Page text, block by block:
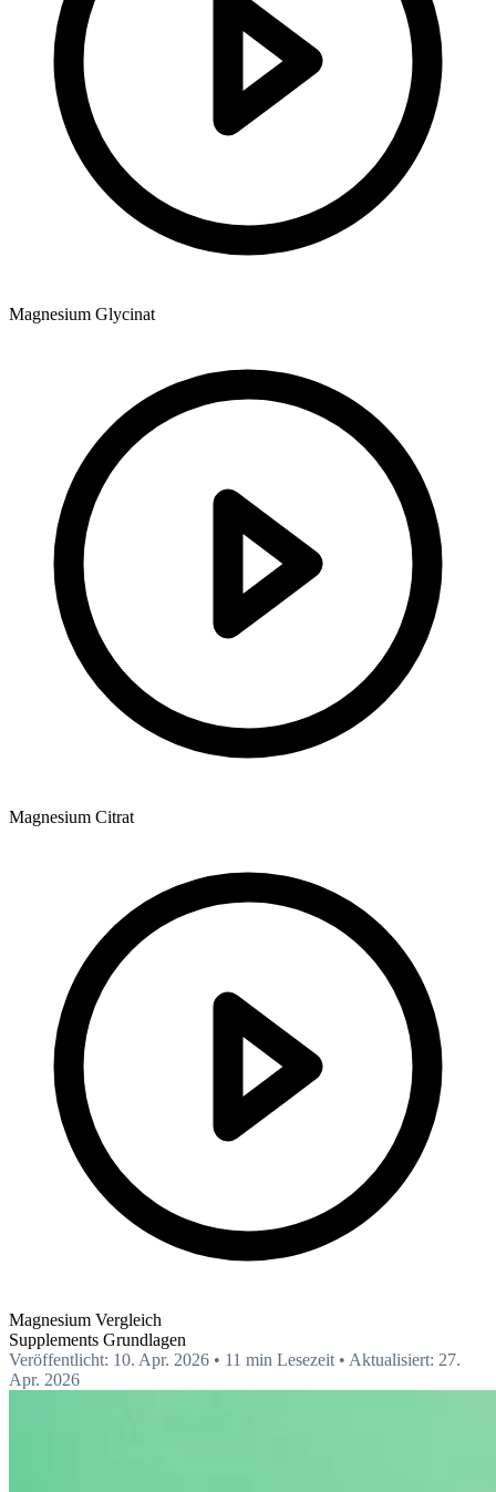
Magnesium Glycinat
Magnesium Citrat
Magnesium Vergleich
Supplements Grundlagen
Veröffentlicht: 10. Apr. 2026 • 11 min Lesezeit • Aktualisiert: 27.
Apr. 2026